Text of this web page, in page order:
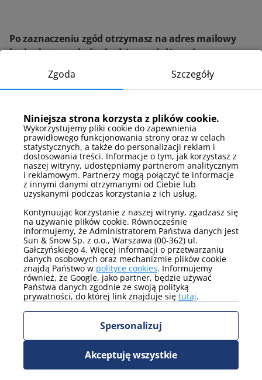
Po zaznaczeniu zgód otrzymasz na adres mailowy
kod rabatowy, który będziesz mógł/mogła
jest ważny 6 miesięcy od daty otrzymania.
Podając adres e-mail wyrażasz zgodę na otrzymywanie treści
produktach i usługach Grupy Sun & Snow w postaci
newsletteru pocztą elektroniczną od Sun & Snow Sp. z o.o.
(administratora danych osobowych) z siedzibą w Warszawie
(00-363), ul. Gałczyńskiego 4. Zgoda na zapis do newslettera jest
równoznaczna ze zgodą na utworzenie konta w naszym
systemie.
Wyrażam zgodę na otrzymywanie od Sun & Snow Sp. z o.o. z
siedzibą w Warszawie (00-362), ul. Gałczyńskiego 4 treści
marketingowych zawierających w szczególności informacje o
produktach i usługach Grupy Sun & Snow na podany przeze
mnie numer telefonu.
Administratorem Pani/Pana danych osobowych jest Sun &
Snow Sp. z o.o. z siedzibą w Warszawie, 00-362, przy ul.
Gałczyńskiego 4. W przypadku wyrażenia stosownych zgód
dane będą przetwarzane w celu przesyłania komunikatów
marketingowych o produktach i usługach Grupy Sun & Snow w
tym przedstawiania oferty wynajmu apartamentów. Więcej
informacji dotyczących przetwarzania przez nas Państwa
danych osobowych, w tym informacje o przysługujących
Państwu prawach, znajdzieszTUTAJ
Zgoda Szczegóły
Niniejsza strona korzysta z plików cookie.
Wykorzystujemy pliki cookie do zapewnienia
prawidłowego funkcjonowania strony oraz w celach
statystycznych, a także do personalizacji reklam i
dostosowania treści. Informacje o tym, jak korzystasz z
naszej witryny, udostępniamy partnerom analitycznym
i reklamowym. Partnerzy mogą połączyć te informacje
z innymi danymi otrzymanymi od Ciebie lub
uzyskanymi podczas korzystania z ich usług.
Kontynuując korzystanie z naszej witryny, zgadzasz się
na używanie plików cookie. Równocześnie
informujemy, że Administratorem Państwa danych jest
Sun & Snow Sp. z o.o., Warszawa (00-362) ul.
Gałczyńskiego 4. Więcej informacji o przetwarzaniu
danych osobowych oraz mechanizmie plików cookie
znajdą Państwo w polityce cookies. Informujemy
również, że Google, jako partner, będzie używać
Państwa danych zgodnie ze swoją polityką
prywatności, do której link znajduje się tutaj.
Spersonalizuj
Akceptuję wszystkie